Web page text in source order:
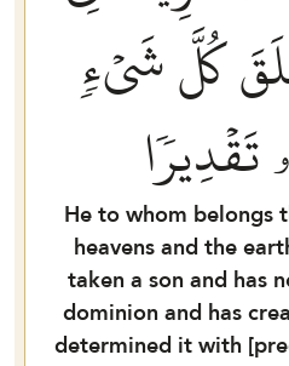
كُلَّ شَيۡءٖ
تَقۡدِيرٗا
He to whom belongs
heavens and the
taken a son and has
dominion and has
determined it with